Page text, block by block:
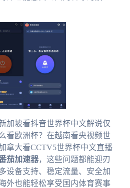
坡看抖音世界杯中文解说仅
看欧洲杯？在越南看央视频世
拿大看CCTV5世界杯中文直播
茄加速器，这些问题都能迎刃
设备支持、稳定流量、安全加
外也能轻松享受国内体育赛事